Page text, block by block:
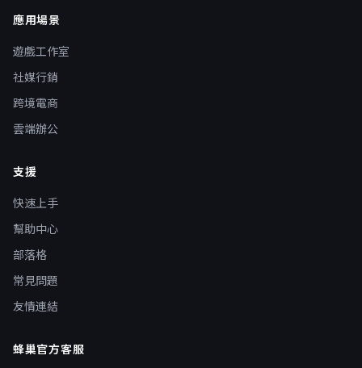
應用場景
遊戲工作室
社媒行銷
跨境電商
雲端辦公
支援
快速上手
幫助中心
部落格
常見問題
友情連結
蜂巢官方客服